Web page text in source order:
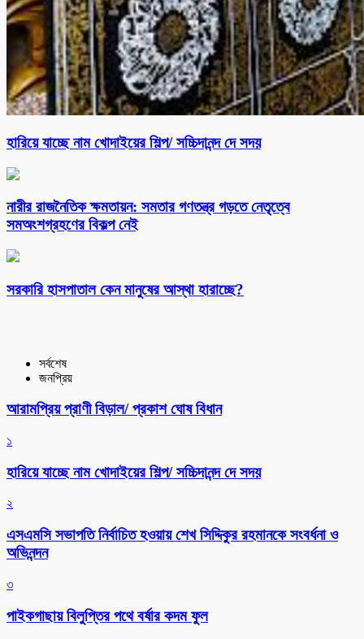
হারিয়ে যাচ্ছে নাম খোদাইয়ের শিল্প/ সচ্চিদানন্দ দে সদয়
নারীর রাজনৈতিক ক্ষমতায়ন: সমতার গণতন্ত্র গড়তে নেতৃত্বে
সমঅংশগ্রহণের বিকল্প নেই
সরকারি হাসপাতাল কেন মানুষের আস্থা হারাচ্ছে?
সর্বশেষ
জনপ্রিয়
আরামপ্রিয় প্রাণী বিড়াল/ প্রকাশ ঘোষ বিধান
১
হারিয়ে যাচ্ছে নাম খোদাইয়ের শিল্প/ সচ্চিদানন্দ দে সদয়
২
এসএমসি সভাপতি নির্বাচিত হওয়ায় শেখ সিদ্দিকুর রহমানকে সংবর্ধনা ও
অভিনন্দন
৩
পাইকগাছায় বিলুপ্তির পথে বর্ষার কদম ফুল